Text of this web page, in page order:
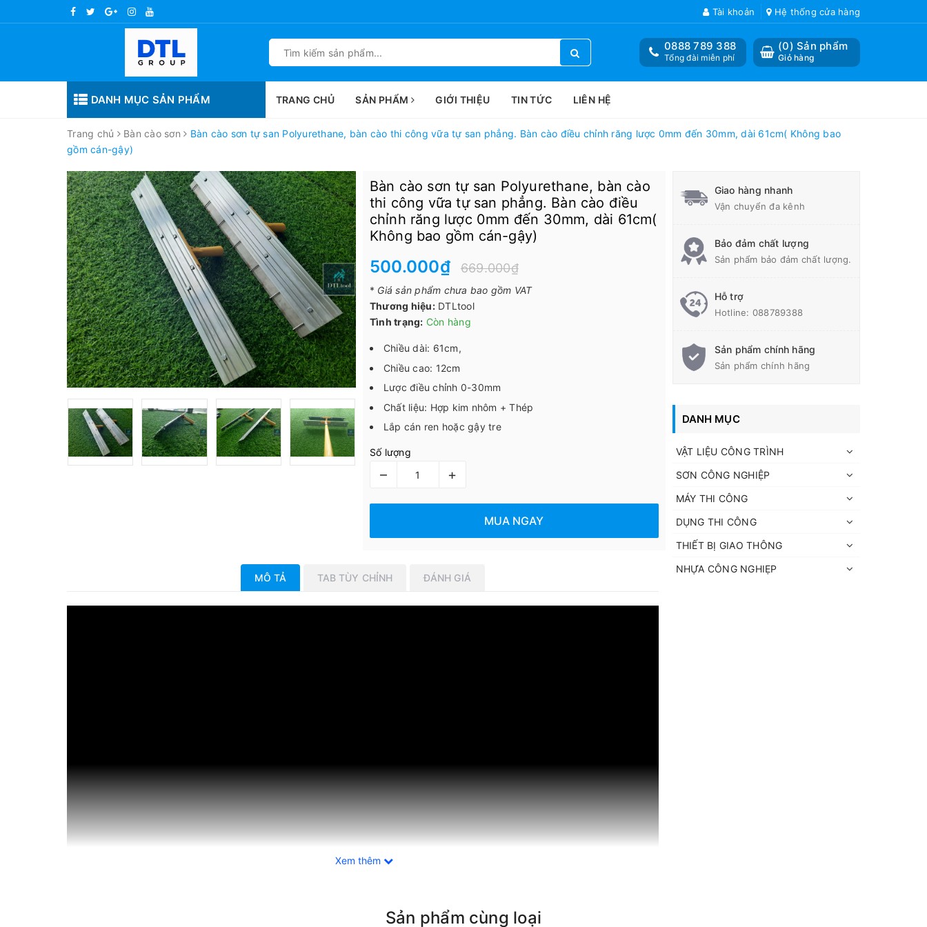
Tài khoản Hệ thống cửa hàng
(0) Sản phẩm
Giỏ hàng
0888 789 388
Tổng đài miễn phí
DANH MỤC SẢN PHẨM TRANG CHỦ SẢN PHẨM GIỚI THIỆU TIN TỨC LIÊN HỆ
Trang chủ Bàn cào sơn
Bàn cào sơn tự san Polyurethane, bàn cào thi công vữa tự san phẳng. Bàn cào điều chỉnh răng lược 0mm đến 30mm, dài 61cm( Không bao
gồm cán-gậy)
Bàn cào sơn tự san Polyurethane, bàn cào
thi công vữa tự san phẳng. Bàn cào điều
chỉnh răng lược 0mm đến 30mm, dài 61cm(
Không bao gồm cán-gậy)
500.000₫ 669.000₫
* Giá sản phẩm chưa bao gồm VAT
Thương hiệu: DTLtool
Tình trạng: Còn hàng
Chiều dài: 61cm,
Chiều cao: 12cm
Lược điều chỉnh 0-30mm
Chất liệu: Hợp kim nhôm + Thép
Lắp cán ren hoặc gậy tre
Số lượng
– +
MUA NGAY
MÔ TẢ TAB TÙY CHỈNH ĐÁNH GIÁ
Xem thêm
Giao hàng nhanh
Vận chuyển đa kênh
Bảo đảm chất lượng
Sản phẩm bảo đảm chất lượng.
Hỗ trợ
Hotline: 088789388
Sản phẩm chính hãng
Sản phẩm chính hãng
DANH MỤC
VẬT LIỆU CÔNG TRÌNH
SƠN CÔNG NGHIỆP
MÁY THI CÔNG
DỤNG THI CÔNG
THIẾT BỊ GIAO THÔNG
NHỰA CÔNG NGHIẸP
Sản phẩm cùng loại